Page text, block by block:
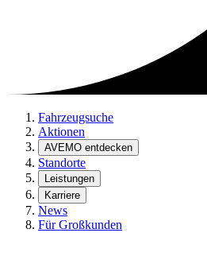
Fahrzeugsuche
Aktionen
AVEMO entdecken
Standorte
Leistungen
Karriere
News
Für Großkunden